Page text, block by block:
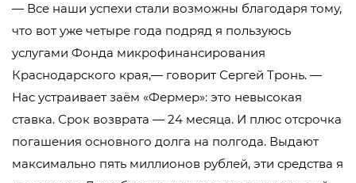
— Все наши успехи стали возможны благодаря тому,
что вот уже четыре года подряд я пользуюсь
услугами Фонда микрофинансирования
Краснодарского края,— говорит Сергей Тронь. —
Нас устраивает заём «Фермер»: это невысокая
ставка. Срок возврата — 24 месяца. И плюс отсрочка
погашения основного долга на полгода. Выдают
максимально пять миллионов рублей, эти средства я